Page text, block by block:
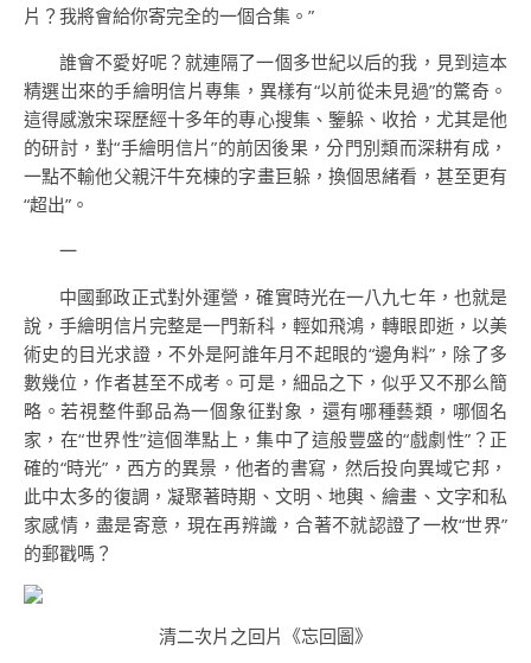
片？我將會給你寄完全的一個合集。”
誰會不愛好呢？就連隔了一個多世紀以后的我，見到這本
精選岀來的手繪明信片專集，異樣有“以前從未見過”的驚奇。
這得感激宋琛歷經十多年的專心搜集、鑒躲、收拾，尤其是他
的研討，對“手繪明信片”的前因後果，分門別類而深耕有成，
一點不輸他父親汗牛充棟的字畫巨躲，換個思緒看，甚至更有
“超出”。
一
中國郵政正式對外運營，確實時光在一八九七年，也就是
說，手繪明信片完整是一門新科，輕如飛鴻，轉眼即逝，以美
術史的目光求證，不外是阿誰年月不起眼的“邊角料”，除了多
數幾位，作者甚至不成考。可是，細品之下，似乎又不那么簡
略。若視整件郵品為一個象征對象，還有哪種藝類，哪個名
家，在“世界性”這個準點上，集中了這般豐盛的“戲劇性”？正
確的“時光”，西方的異景，他者的書寫，然后投向異域它邦，
此中太多的復調，凝聚著時期、文明、地輿、繪畫、文字和私
家感情，盡是寄意，現在再辨識，合著不就認證了一枚“世界”
的郵戳嗎？
清二次片之回片《忘回圖》